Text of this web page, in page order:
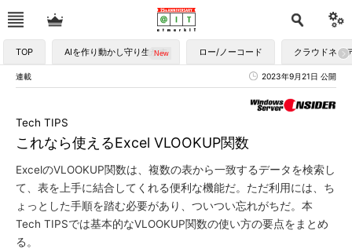
TOP AIを作り動かし守り生かす ロー/ノーコード クラウドネイ
連載 2023年9月21日 公開
これなら使えるExcel VLOOKUP関数
Tech TIPS
ExcelのVLOOKUP関数は、複数の表から一致するデータを検索し
て、表を上手に結合してくれる便利な機能だ。ただ利用には、ち
ょっとした手順を踏む必要があり、ついつい忘れがちだ。本
Tech TIPSでは基本的なVLOOKUP関数の使い方の要点をまとめ
る。